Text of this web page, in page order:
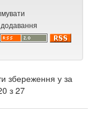
збереження у за
з 27